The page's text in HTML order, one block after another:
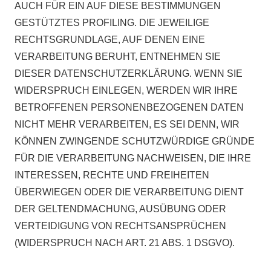
AUCH FÜR EIN AUF DIESE BESTIMMUNGEN
GESTÜTZTES PROFILING. DIE JEWEILIGE
RECHTSGRUNDLAGE, AUF DENEN EINE
VERARBEITUNG BERUHT, ENTNEHMEN SIE
DIESER DATENSCHUTZERKLÄRUNG. WENN SIE
WIDERSPRUCH EINLEGEN, WERDEN WIR IHRE
BETROFFENEN PERSONENBEZOGENEN DATEN
NICHT MEHR VERARBEITEN, ES SEI DENN, WIR
KÖNNEN ZWINGENDE SCHUTZWÜRDIGE GRÜNDE
FÜR DIE VERARBEITUNG NACHWEISEN, DIE IHRE
INTERESSEN, RECHTE UND FREIHEITEN
ÜBERWIEGEN ODER DIE VERARBEITUNG DIENT
DER GELTENDMACHUNG, AUSÜBUNG ODER
VERTEIDIGUNG VON RECHTSANSPRÜCHEN
(WIDERSPRUCH NACH ART. 21 ABS. 1 DSGVO).